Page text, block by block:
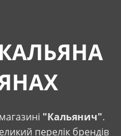
"Кальянич".
перелік брендів